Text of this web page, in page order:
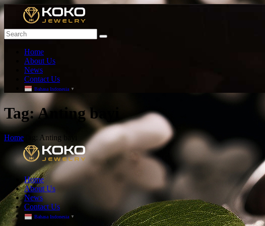
Home
About Us
News
Contact Us
Bahasa Indonesia ▼
Tag: Anting bayi
Home Tag: Anting bayi
Home
About Us
News
Contact Us
Bahasa Indonesia ▼